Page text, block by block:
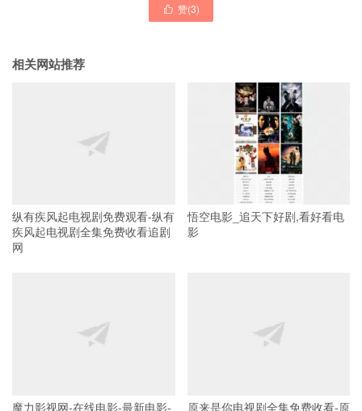
 赞(3)
相关网站推荐
纵有疾风起电视剧免费观看-纵有
疾风起电视剧全集免费收看追剧
网
悟空电影_追天下好剧,看好看电
影
魔力影视网-在线电影-最新电影- 原来是你电视剧全集免费收看-原